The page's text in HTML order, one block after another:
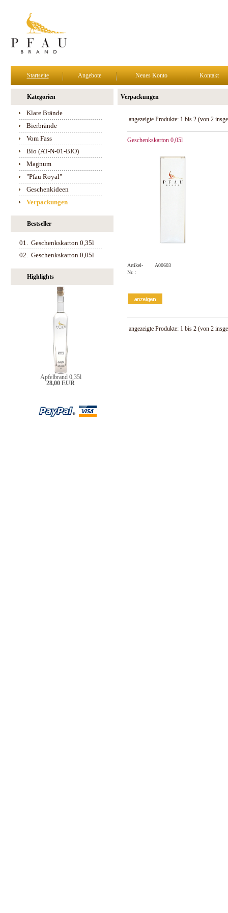
Startseite Angebote Neues Konto Kontakt
Kategorien
Klare Brände
Bierbrände
Vom Fass
Bio (AT-N-01-BIO)
Magnum
"Pfau Royal"
Geschenkideen
Verpackungen
Bestseller
01. Geschenkskarton 0,35l
02. Geschenkskarton 0,05l
Highlights
Apfelbrand 0,35l
28,00 EUR
Verpackungen
angezeigte Produkte: 1 bis 2 (von 2
Geschenkskarton 0,05l
Artikel-
Nr. :
A00603
angezeigte Produkte: 1 bis 2 (von 2